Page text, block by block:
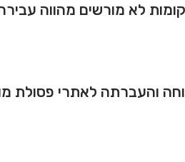
לא מורשים מהווה
והעברתה לאתרי פסולת